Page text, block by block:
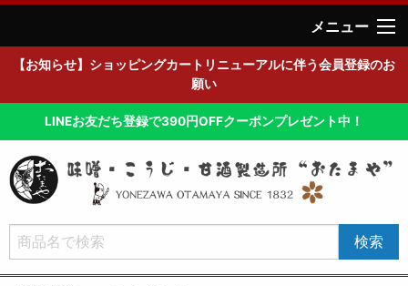
メニュー
【お知らせ】ショッピングカートリニューアルに伴う会員登録のお
願い
LINEお友だち登録で390円OFFクーポンプレゼント中！